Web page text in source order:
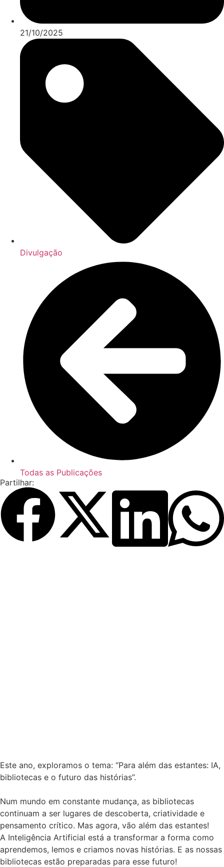
21/10/2025
Divulgação
Todas as Publicações
Partilhar:
Este ano, exploramos o tema: “Para além das estantes: IA,
bibliotecas e o futuro das histórias”.
Num mundo em constante mudança, as bibliotecas
continuam a ser lugares de descoberta, criatividade e
pensamento crítico. Mas agora, vão além das estantes!
A Inteligência Artificial está a transformar a forma como
aprendemos, lemos e criamos novas histórias. E as nossas
bibliotecas estão preparadas para esse futuro!